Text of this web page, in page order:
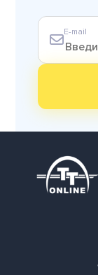
E-mail